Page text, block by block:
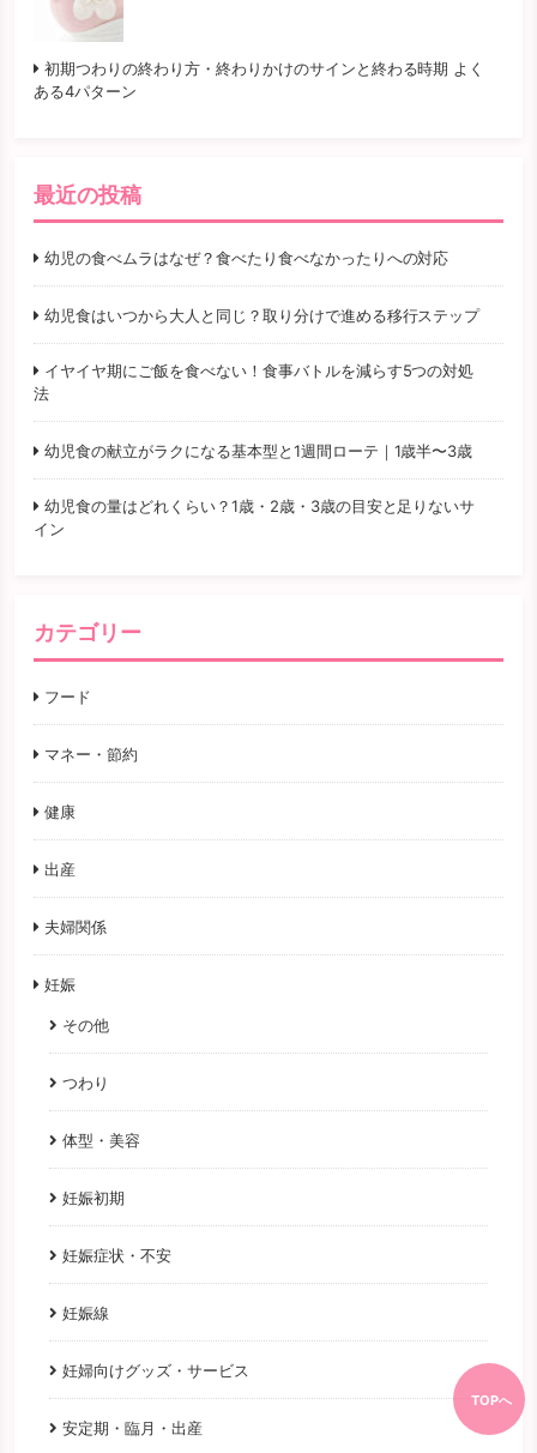
初期つわりの終わり方・終わりかけのサインと終わる時期 よく
ある4パターン
最近の投稿
幼児の食べムラはなぜ？食べたり食べなかったりへの対応
幼児食はいつから大人と同じ？取り分けで進める移行ステップ
イヤイヤ期にご飯を食べない！食事バトルを減らす5つの対処
法
幼児食の献立がラクになる基本型と1週間ローテ｜1歳半〜3歳
幼児食の量はどれくらい？1歳・2歳・3歳の目安と足りないサ
イン
カテゴリー
フード
マネー・節約
健康
出産
夫婦関係
妊娠
その他
つわり
体型・美容
妊娠初期
妊娠症状・不安
妊娠線
妊婦向けグッズ・サービス
安定期・臨月・出産
TOPへ